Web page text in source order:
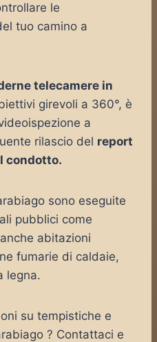
le
tuo camino a
telecamere in
girevoli a 360°, è
a
rilascio del report
condotto.
sono eseguite
pubblici come
abitazioni
fumarie di caldaie,
legna.
su tempistiche e
? Contattaci e